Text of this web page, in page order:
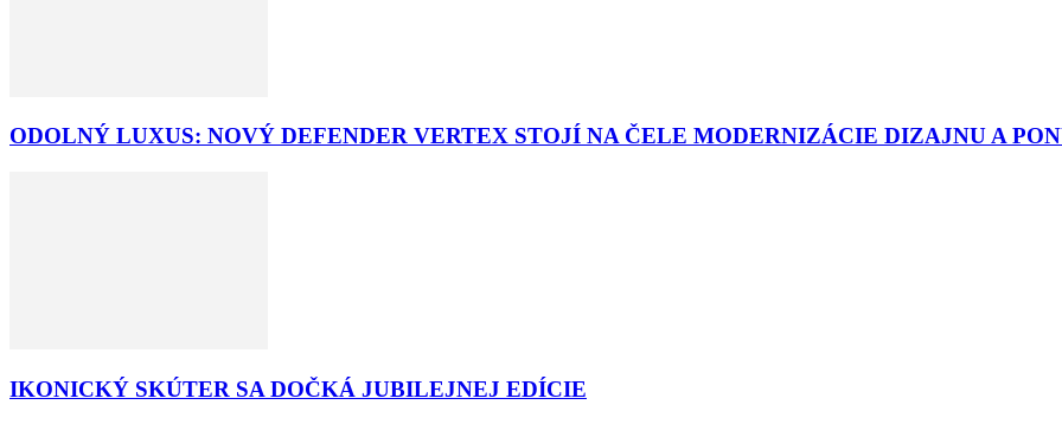
ODOLNÝ LUXUS: NOVÝ DEFENDER VERTEX STOJÍ NA ČELE MODERNIZÁCIE DIZAJNU A
IKONICKÝ SKÚTER SA DOČKÁ JUBILEJNEJ EDÍCIE